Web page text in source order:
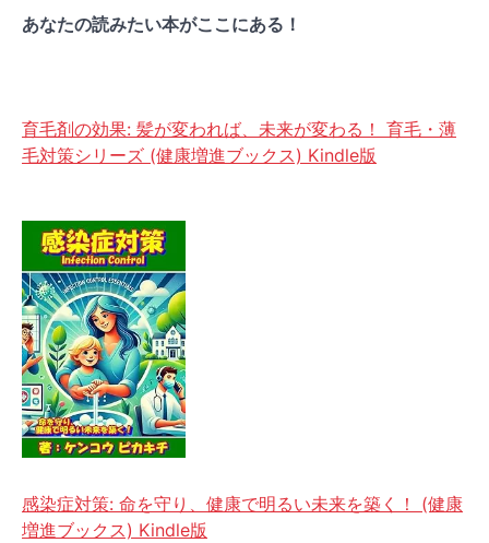
あなたの読みたい本がここにある！
育毛剤の効果: 髪が変われば、未来が変わる！ 育毛・薄
毛対策シリーズ (健康増進ブックス) Kindle版
感染症対策: 命を守り、健康で明るい未来を築く！ (健康
増進ブックス) Kindle版